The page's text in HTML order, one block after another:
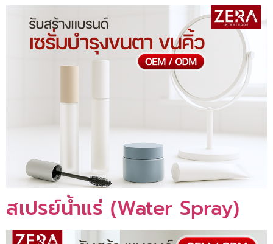
สเปรย์น้ำแร่ (Water Spray)